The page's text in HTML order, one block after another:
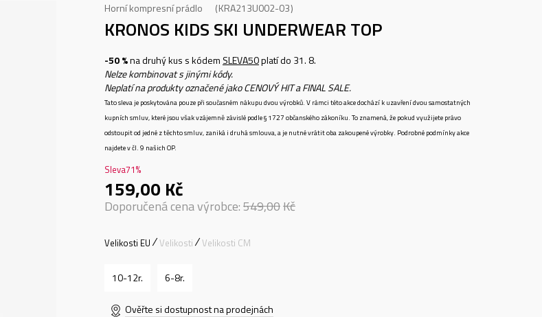
Horní kompresní prádlo KRA213U002-03
KRONOS KIDS SKI UNDERWEAR TOP
-50 %na druhý kus s kódem SLEVA50platí do 31. 8.
Nelze kombinovat s jinými kódy.
Neplatí na produkty označené jako CENOVÝ HIT a FINAL SALE.
Tato sleva je poskytována pouze při současném nákupu dvou výrobků. V rámci této akce dochází k uzavření dvou samostatných
kupních smluv, které jsou však vzájemně závislé podle § 1727 občanského zákoníku. To znamená, že pokud využijete právo
odstoupit od jedné z těchto smluv, zaniká i druhá smlouva, a je nutné vrátit oba zakoupené výrobky. Podrobné podmínky akce
najdete v čl. 9 našich OP.
Sleva71%
159,00 Kč
Doporučená cena výrobce:549,00Kč
Velikosti EU Velikosti Velikosti CM
10-12r. 6-8r.
Ověřte si dostupnost na prodejnách